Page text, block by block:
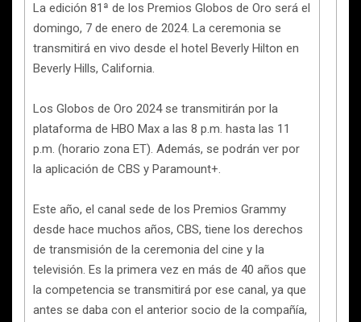
La edición 81ª de los Premios Globos de Oro será el
domingo, 7 de enero de 2024. La ceremonia se
transmitirá en vivo desde el hotel Beverly Hilton en
Beverly Hills, California.
Los Globos de Oro 2024 se transmitirán por la
plataforma de HBO Max a las 8 p.m. hasta las 11
p.m. (horario zona ET). Además, se podrán ver por
la aplicación de CBS y Paramount+.
Este año, el canal sede de los Premios Grammy
desde hace muchos años, CBS, tiene los derechos
de transmisión de la ceremonia del cine y la
televisión. Es la primera vez en más de 40 años que
la competencia se transmitirá por ese canal, ya que
antes se daba con el anterior socio de la compañía,